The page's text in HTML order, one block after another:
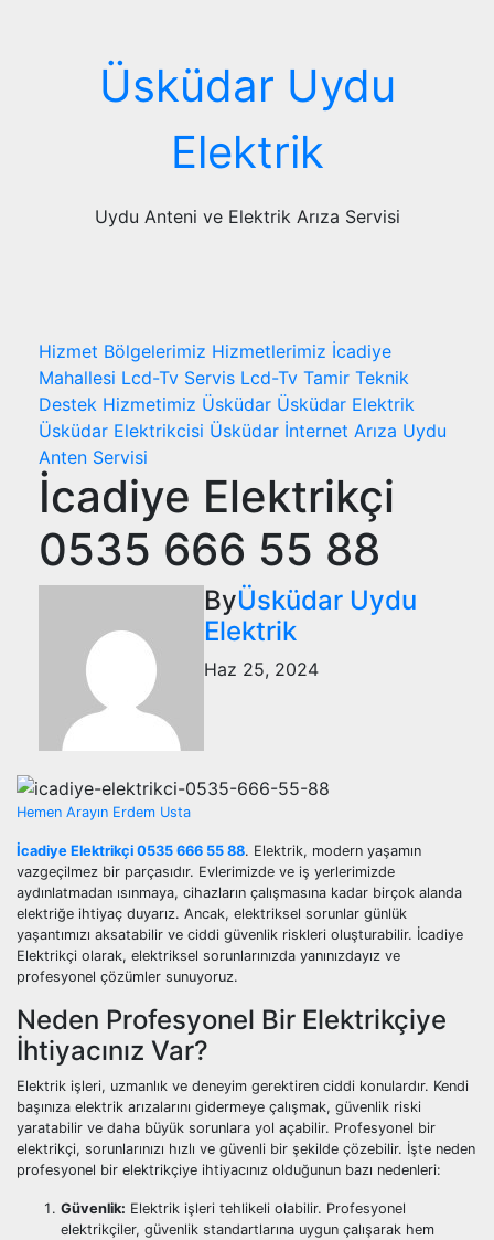
Üsküdar Uydu
Elektrik
Uydu Anteni ve Elektrik Arıza Servisi
Hizmet Bölgelerimiz Hizmetlerimiz İcadiye
Mahallesi Lcd-Tv Servis Lcd-Tv Tamir Teknik
Destek Hizmetimiz Üsküdar Üsküdar Elektrik
Üsküdar Elektrikcisi Üsküdar İnternet Arıza Uydu
Anten Servisi
İcadiye Elektrikçi
0535 666 55 88
ByÜsküdar Uydu
Elektrik
Haz 25, 2024
Hemen Arayın Erdem Usta
İcadiye Elektrikçi 0535 666 55 88. Elektrik, modern yaşamın
vazgeçilmez bir parçasıdır. Evlerimizde ve iş yerlerimizde
aydınlatmadan ısınmaya, cihazların çalışmasına kadar birçok alanda
elektriğe ihtiyaç duyarız. Ancak, elektriksel sorunlar günlük
yaşantımızı aksatabilir ve ciddi güvenlik riskleri oluşturabilir. İcadiye
Elektrikçi olarak, elektriksel sorunlarınızda yanınızdayız ve
profesyonel çözümler sunuyoruz.
Neden Profesyonel Bir Elektrikçiye
İhtiyacınız Var?
Elektrik işleri, uzmanlık ve deneyim gerektiren ciddi konulardır. Kendi
başınıza elektrik arızalarını gidermeye çalışmak, güvenlik riski
yaratabilir ve daha büyük sorunlara yol açabilir. Profesyonel bir
elektrikçi, sorunlarınızı hızlı ve güvenli bir şekilde çözebilir. İşte neden
profesyonel bir elektrikçiye ihtiyacınız olduğunun bazı nedenleri:
Güvenlik: Elektrik işleri tehlikeli olabilir. Profesyonel
elektrikçiler, güvenlik standartlarına uygun çalışarak hem